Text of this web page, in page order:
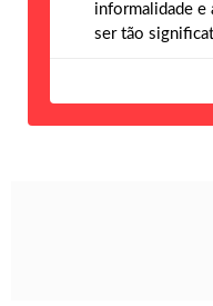
informalidade e
ser tão